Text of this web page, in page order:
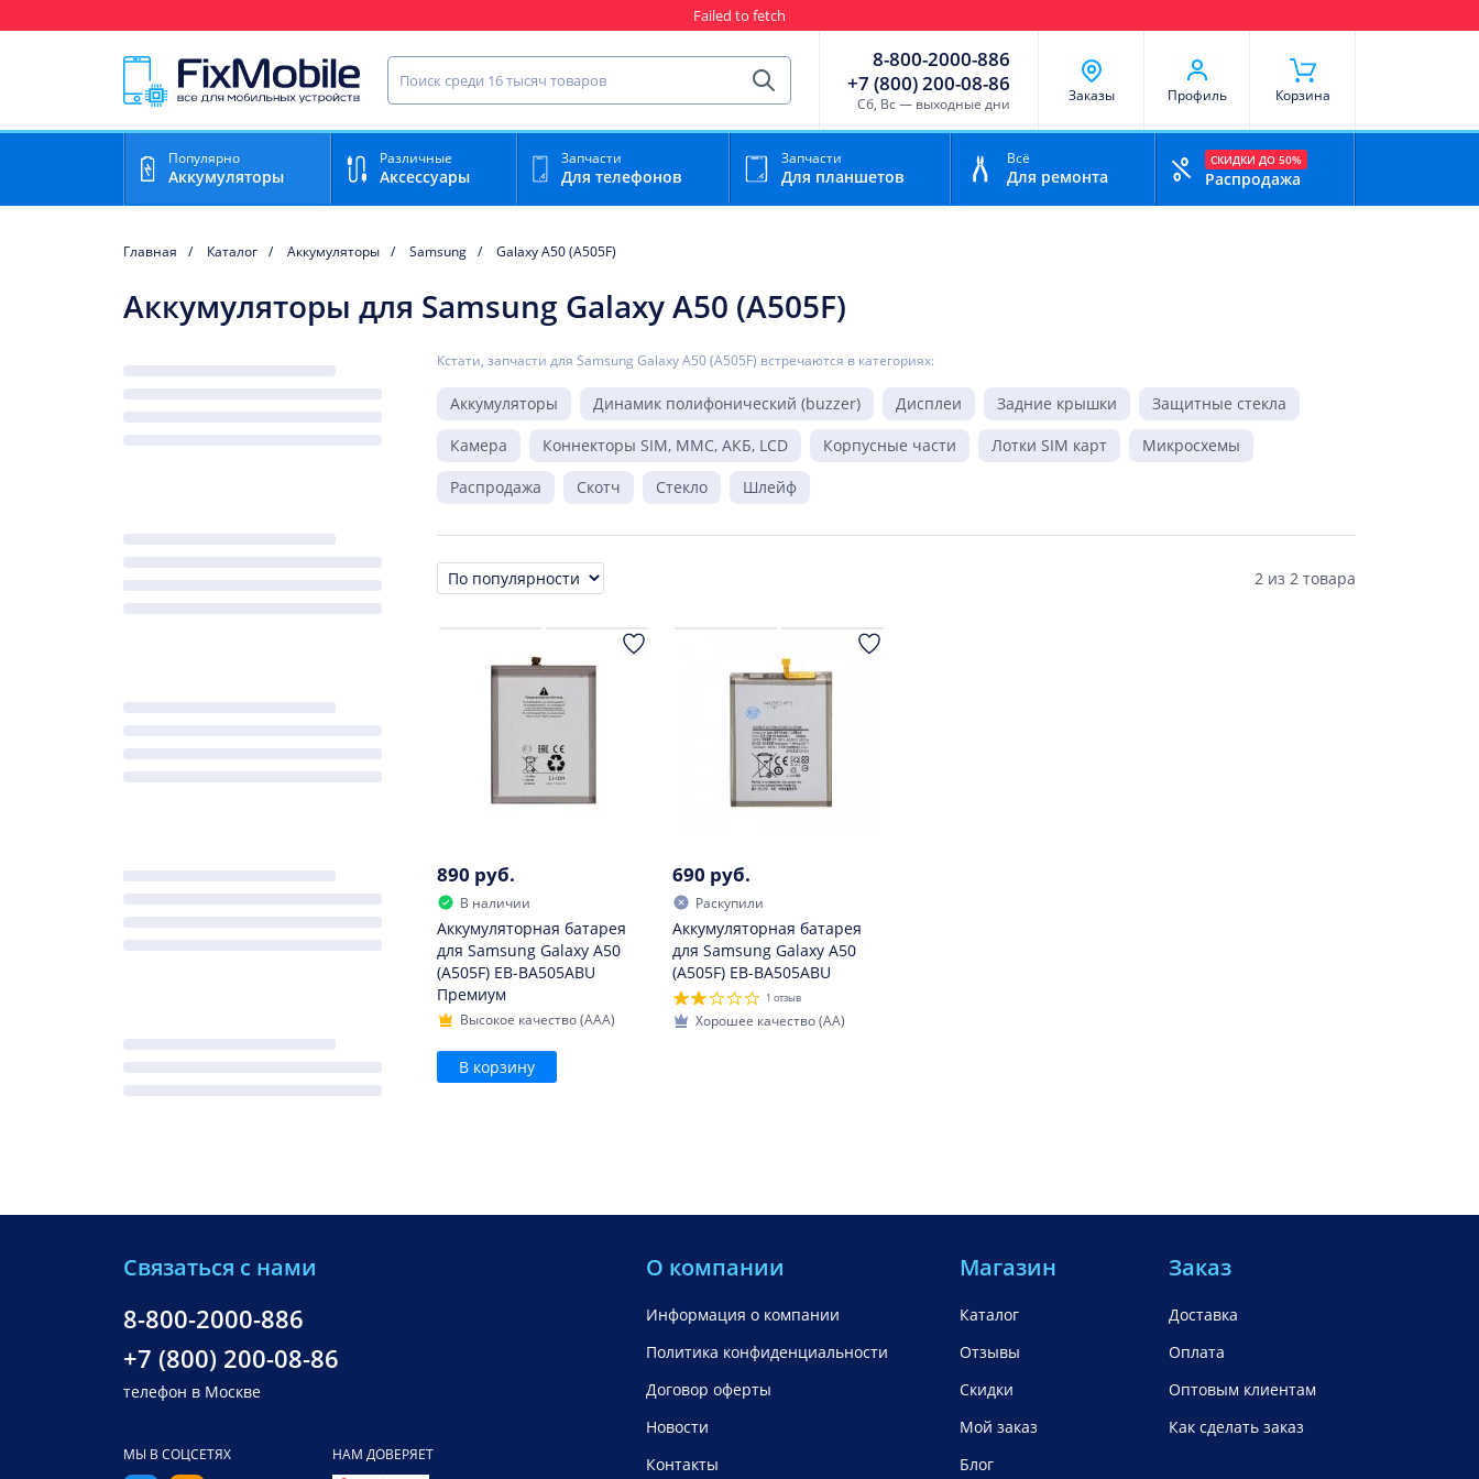
Failed to fetch
Найти запчасть для мобильного устройства
Найти
8-800-2000-886
+7 (800) 200-08-86
Cб, Вс — выходные дни Заказы Профиль Корзина
Популярно
Аккумуляторы
Различные
Аксессуары
Запчасти
Для телефонов
Запчасти
Для планшетов
Всё
Для ремонта
СКИДКИ ДО 50%
Распродажа
Главная Каталог Аккумуляторы Samsung Galaxy A50 (A505F)
Аккумуляторы для Samsung Galaxy A50 (A505F)
Кстати, запчасти для Samsung Galaxy A50 (A505F) встречаются в категориях:
Аккумуляторы Динамик полифонический (buzzer) Дисплеи Задние крышки
Защитные стекла
Камера
Коннекторы SIM, MMC, АКБ, LCD Корпусные части Лотки SIM карт
Микросхемы
Распродажа
Скотч Стекло Шлейф
Сортировка 2 из 2 товара
890 руб.
В наличии
Аккумуляторная батарея
для Samsung Galaxy A50
(A505F) EB-BA505ABU
Премиум
Высокое качество (AAA)
В корзину
690 руб.
Раскупили
Аккумуляторная батарея
для Samsung Galaxy A50
(A505F) EB-BA505ABU
1 отзыв
Хорошее качество (AA)
Связаться с нами
8-800-2000-886
+7 (800) 200-08-86
телефон в Москве
МЫ В СОЦСЕТЯХ НАМ ДОВЕРЯЕТ
О компании
Информация о компании
Политика конфиденциальности
Договор оферты
Новости
Контакты
Магазин
Каталог
Отзывы
Скидки
Мой заказ
Блог
Заказ
Доставка
Оплата
Оптовым клиентам
Как сделать заказ